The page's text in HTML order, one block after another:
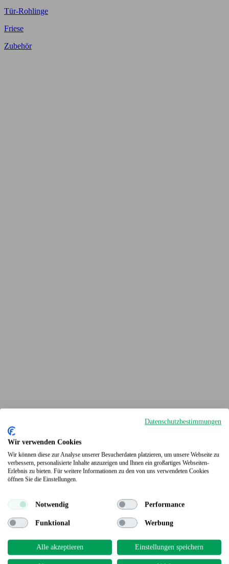
Tür-Rohlinge
Friese
Zubehör
Terrassendielen
Datenschutzbestimmungen
Wir verwenden Cookies
Wir können diese zur Analyse unserer Besucherdaten platzieren, um unsere Webseite zu
verbessern, personalisierte Inhalte anzuzeigen und Ihnen ein großartiges Webseiten-
Erlebnis zu bieten. Für weitere Informationen zu den von uns verwendeten Cookies
öffnen Sie die Einstellungen.
Notwendig Performance
Funktional Werbung
Alle akzeptieren Einstellungen speichern